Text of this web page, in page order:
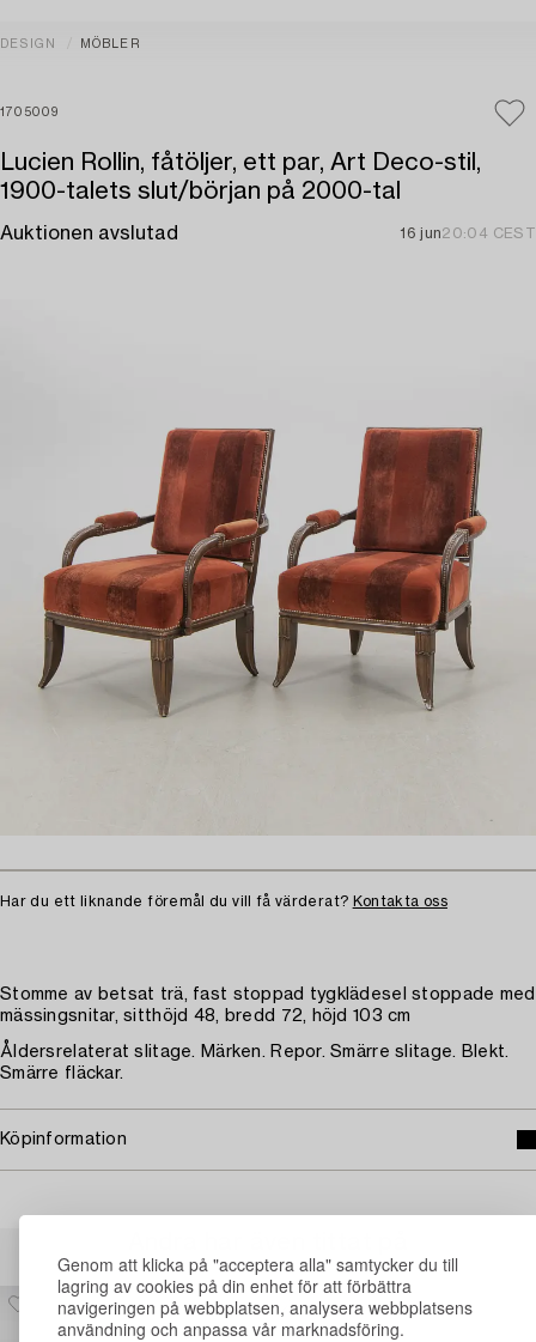
Genom att klicka på "acceptera alla" samtycker du till
lagring av cookies på din enhet för att förbättra
navigeringen på webbplatsen, analysera webbplatsens
användning och anpassa vår marknadsföring.
DESIGN MÖBLER
1705009
Lucien Rollin, fåtöljer, ett par, Art Deco-stil,
1900-talets slut/början på 2000-tal
Auktionen avslutad 16 jun20:04 CEST
Har du ett liknande föremål du vill få värderat? Kontakta oss
Stomme av betsat trä, fast stoppad tygklädesel stoppade med
mässingsnitar, sitthöjd 48, bredd 72, höjd 103 cm
Åldersrelaterat slitage. Märken. Repor. Smärre slitage. Blekt.
Smärre fläckar.
Köpinformation